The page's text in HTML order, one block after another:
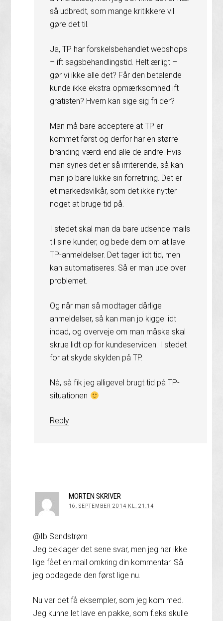
så udbredt, som mange kritikkere vil
gøre det til.
Ja, TP har forskelsbehandlet webshops
– ift sagsbehandlingstid. Helt ærligt –
gør vi ikke alle det? Får den betalende
kunde ikke ekstra opmærksomhed ift
gratisten? Hvem kan sige sig fri der?
Man må bare acceptere at TP er
kommet først og derfor har en større
branding-værdi end alle de andre. Hvis
man synes det er så irriterende, så kan
man jo bare lukke sin forretning. Det er
et markedsvilkår, som det ikke nytter
noget at bruge tid på.
I stedet skal man da bare udsende mails
til sine kunder, og bede dem om at lave
TP-anmeldelser. Det tager lidt tid, men
kan automatiseres. Så er man ude over
problemet.
Og når man så modtager dårlige
anmeldelser, så kan man jo kigge lidt
indad, og overveje om man måske skal
skrue lidt op for kundeservicen. I stedet
for at skyde skylden på TP.
Nå, så fik jeg alligevel brugt tid på TP-
situationen
Reply
MORTEN SKRIVER
16. SEPTEMBER 2014 KL. 21:14
@Ib Sandstrøm
Jeg beklager det sene svar, men jeg har ikke
lige fået en mail omkring din kommentar. Så
jeg opdagede den først lige nu.
Nu var det få eksempler, som jeg kom med.
Jeg kunne let lave en pakke, som f.eks skulle